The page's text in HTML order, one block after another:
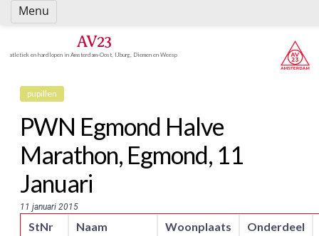
Spring
naar
AV23
atletiek en hardlopen in Amsterdam-Oost, IJburg, Diemen en Weesp
pupillen
PWN Egmond Halve
Marathon, Egmond, 11
Januari
11 januari 2015
StNr Naam Woonplaats Onderdeel
Menu